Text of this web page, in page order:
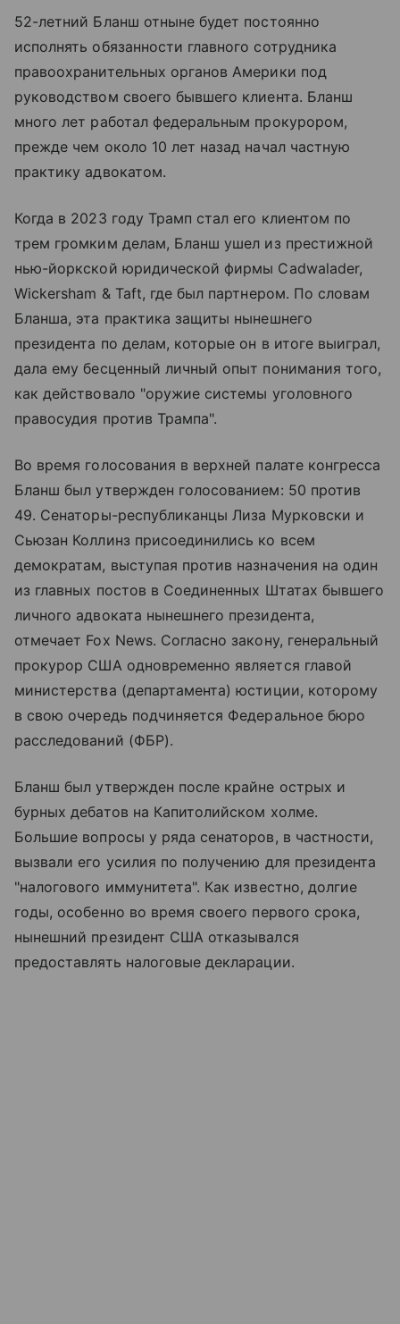
52-летний Бланш отныне будет постоянно
исполнять обязанности главного сотрудника
правоохранительных органов Америки под
руководством своего бывшего клиента. Бланш
много лет работал федеральным прокурором,
прежде чем около 10 лет назад начал частную
практику адвокатом.
Когда в 2023 году Трамп стал его клиентом по
трем громким делам, Бланш ушел из престижной
нью-йоркской юридической фирмы Cadwalader,
Wickersham & Taft, где был партнером. По словам
Бланша, эта практика защиты нынешнего
президента по делам, которые он в итоге выиграл,
дала ему бесценный личный опыт понимания того,
как действовало "оружие системы уголовного
правосудия против Трампа".
Во время голосования в верхней палате конгресса
Бланш был утвержден голосованием: 50 против
49. Сенаторы-республиканцы Лиза Мурковски и
Сьюзан Коллинз присоединились ко всем
демократам, выступая против назначения на один
из главных постов в Соединенных Штатах бывшего
личного адвоката нынешнего президента,
отмечает Fox News. Согласно закону, генеральный
прокурор США одновременно является главой
министерства (департамента) юстиции, которому
в свою очередь подчиняется Федеральное бюро
расследований (ФБР).
Бланш был утвержден после крайне острых и
бурных дебатов на Капитолийском холме.
Большие вопросы у ряда сенаторов, в частности,
вызвали его усилия по получению для президента
"налогового иммунитета". Как известно, долгие
годы, особенно во время своего первого срока,
нынешний президент США отказывался
предоставлять налоговые декларации.